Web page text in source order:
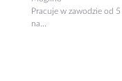
Pracuje w zawodzie od
na...